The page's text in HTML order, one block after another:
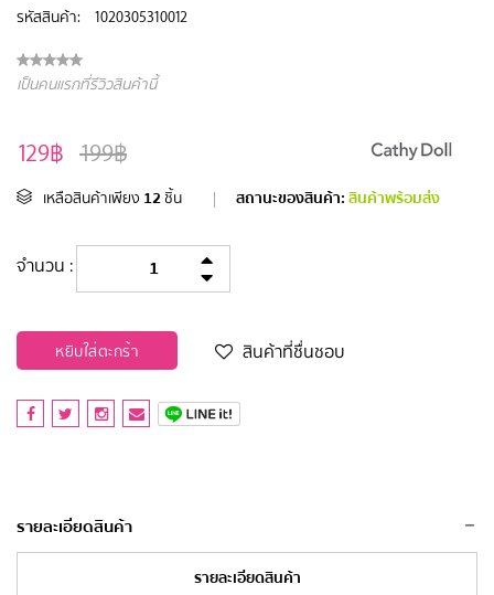
รหัสสินค้า:
1020305310012
เป็นคนแรกที่รีวิวสินค้านี้
199฿
129฿
เหลือสินค้าเพียง 12 ชิ้น | สถานะของสินค้า:สินค้าพร้อมส่ง
จำนวน :
หยิบใส่ตะกร้า สินค้าที่ชื่นชอบ
รายละเอียดสินค้า
รายละเอียดสินค้า